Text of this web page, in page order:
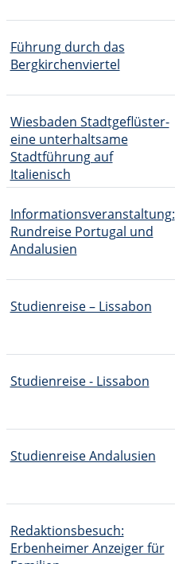
Führung durch das
Bergkirchenviertel
Wiesbaden Stadtgeflüster-
eine unterhaltsame
Stadtführung auf
Italienisch
Informationsveranstaltung:
Rundreise Portugal und
Andalusien
Studienreise – Lissabon
Studienreise - Lissabon
Studienreise Andalusien
Redaktionsbesuch:
Erbenheimer Anzeiger für